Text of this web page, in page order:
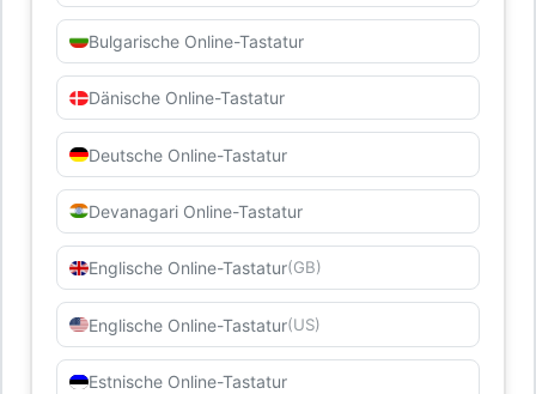
Bulgarische Online-Tastatur
Dänische Online-Tastatur
Deutsche Online-Tastatur
Devanagari Online-Tastatur
Englische Online-Tastatur(GB)
Englische Online-Tastatur(US)
Estnische Online-Tastatur